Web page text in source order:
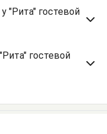
"Рита" гостевой
гостевой